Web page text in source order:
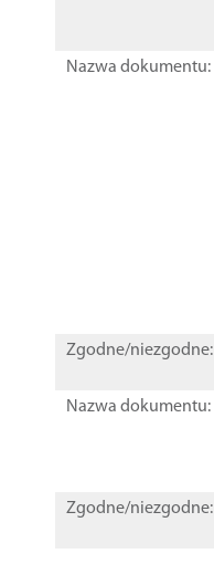
Nazwa dokumentu:
Zgodne/niezgodne:
Nazwa dokumentu:
Zgodne/niezgodne: